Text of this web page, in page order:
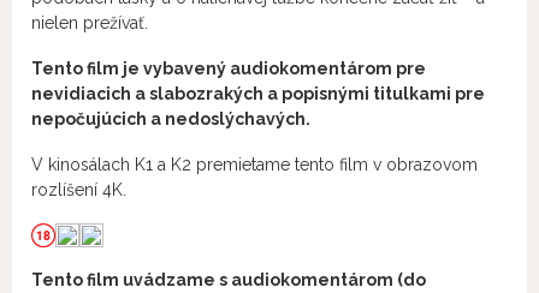
nielen prežívať.
Tento film je vybavený audiokomentárom pre
nevidiacich a slabozrakých a popisnými titulkami pre
nepočujúcich a nedoslýchavých.
V kinosálach K1 a K2 premietame tento film v obrazovom
rozlíšení 4K.
Tento film uvádzame s audiokomentárom (do